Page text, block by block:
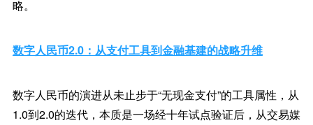
略。
数字人民币2.0：从支付工具到金融基建的战略升维
数字人民币的演进从未止步于“无现金支付”的工具属性，从
1.0到2.0的迭代，本质是一场经十年试点验证后，从交易媒